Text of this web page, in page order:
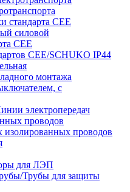
стандарта CEE
силовой
CEE
CEE/SCHUKO IP44
монтажа
с
электропередач
проводов
изолированных проводов
для ЛЭП